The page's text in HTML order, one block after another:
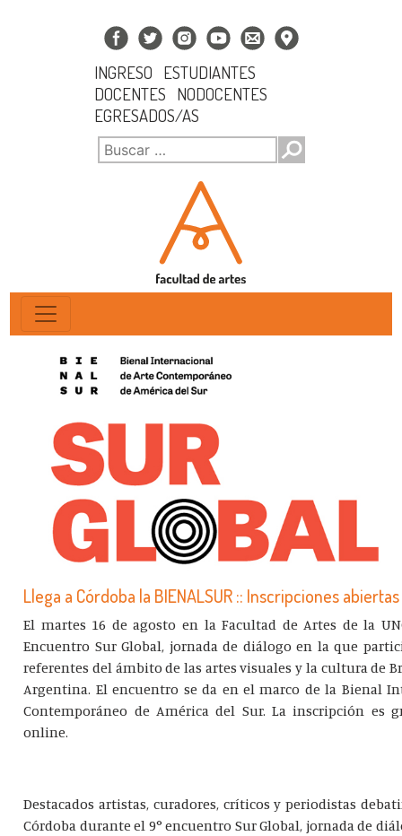
INGRESO
ESTUDIANTES
DOCENTES
NODOCENTES
EGRESADOS/AS
Llega a Córdoba la BIENALSUR :: Inscripciones abiertas
El martes 16 de agosto en la Facultad de Artes de la
Encuentro Sur Global, jornada de diálogo en la que
referentes del ámbito de las artes visuales y la cultura de
Argentina. El encuentro se da en el marco de la Bienal
Contemporáneo de América del Sur. La inscripción es
online.
Destacados artistas, curadores, críticos y periodistas
Córdoba durante el 9° encuentro Sur Global, jornada de